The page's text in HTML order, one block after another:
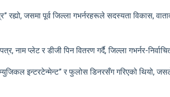
रह्यो, जसमा पूर्व जिल्ला गभर्नरहरूले सदस्यता विकास,
नाम प्लेट र डीजी पिन वितरण गर्दै, जिल्ला गभर्नर-
इन्टरटेन्मेन्ट” र फुलोस डिनरसँग गरिएको थियो,